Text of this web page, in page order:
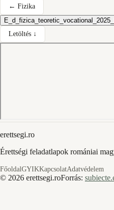
← Fizika
Letöltés ↓
erettsegi.ro
Érettségi feladatlapok romániai
FőoldalGYIKKapcsolatAdatvédelem
© 2026 erettsegi.roForrás: